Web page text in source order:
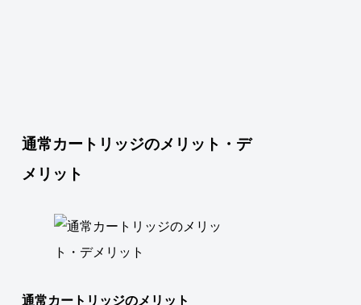
通常カートリッジのメリット・デ
メリット
通常カートリッジのメリット